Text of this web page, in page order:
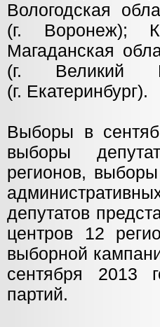
Вологодская
(г. Воронеж);
Магаданская
(г. Великий
(г. Екатеринбург).
Выборы в
выборы
регионов,
депутатов
центров 12
выборной
сентября 2013
партий.